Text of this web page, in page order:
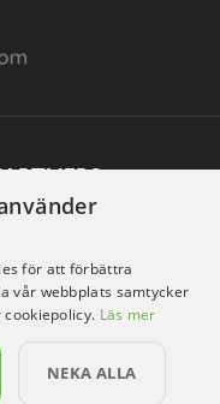
för att förbättra
vår webbplats samtycker
Läs mer
NEKA ALLA